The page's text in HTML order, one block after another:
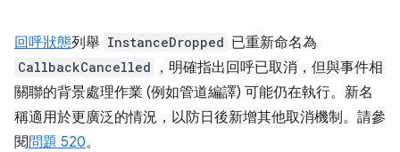
回呼狀態列舉 InstanceDropped 已重新命名為
CallbackCancelled
，明確指出回呼已取消，但與事件相
關聯的背景處理作業 (例如管道編譯) 可能仍在執行。新名
稱適用於更廣泛的情況，以防日後新增其他取消機制。請參
閱問題 520。